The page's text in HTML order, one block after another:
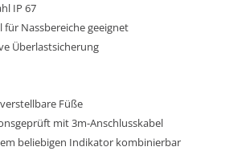
IP 67
für Nassbereiche geeignet
Überlastsicherung
Füße
mit 3m-Anschlusskabel
beliebigen Indikator kombinierbar